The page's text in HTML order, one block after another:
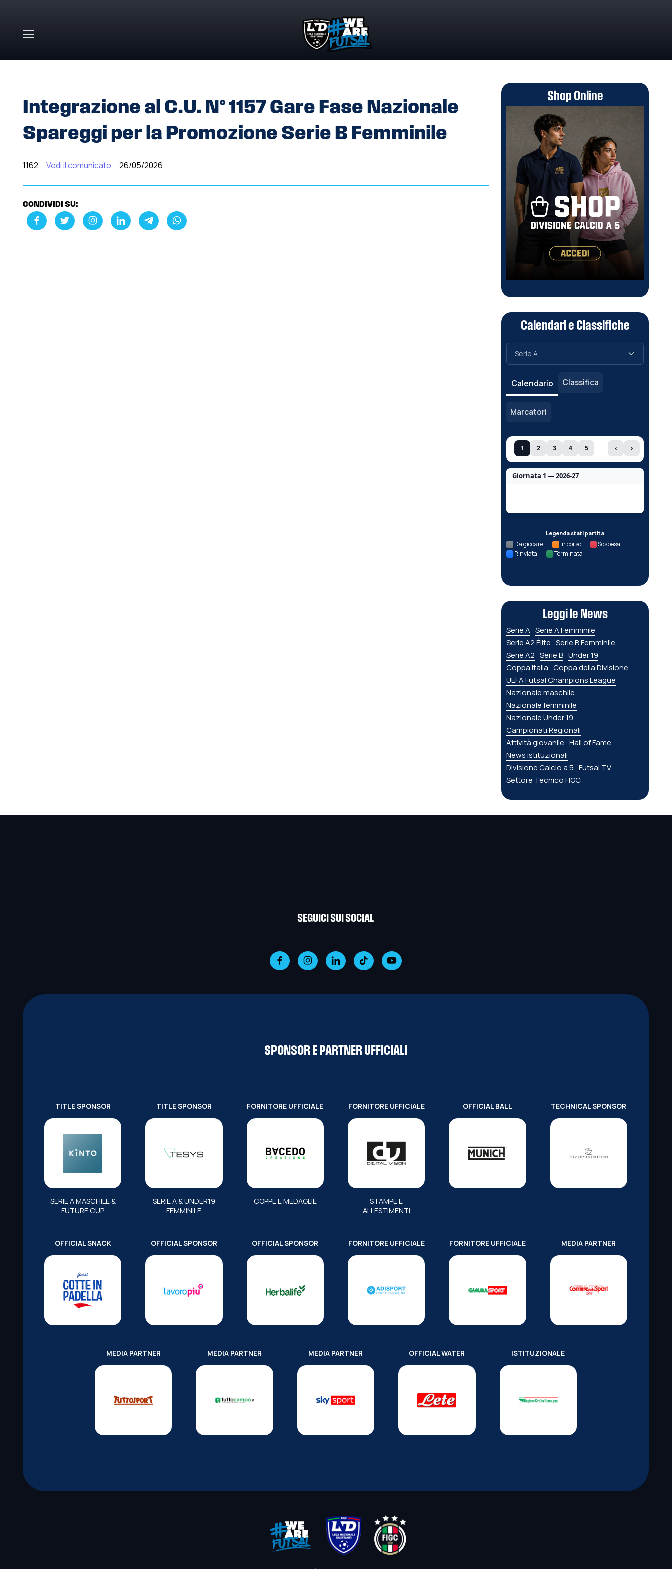
Integrazione al C.U. N° 1157 Gare Fase Nazionale
Spareggi per la Promozione Serie B Femminile
1162 Vedi il comunicato 26/05/2026
CONDIVIDI SU:
Shop Online
Calendari e Classifiche
Calendario Classifica
Marcatori
1 2 3 4 5 ‹ ›
Giornata 1 — 2026-27
Legenda stati partita
Da giocare In corso
Sospesa
Rinviata
Terminata
Leggi le News
Serie A Serie A Femminile
Serie A2 Élite Serie B Femminile
Serie A2 Serie B Under 19
Coppa Italia Coppa della Divisione
UEFA Futsal Champions League
Nazionale maschile
Nazionale femminile
Nazionale Under 19
Campionati Regionali
Attività giovanile Hall of Fame
News istituzionali
Divisione Calcio a 5 Futsal TV
Settore Tecnico FIGC
SEGUICI SUI SOCIAL
SPONSOR E PARTNER UFFICIALI
TITLE SPONSOR
SERIE A MASCHILE &
FUTURE CUP
TITLE SPONSOR
SERIE A & UNDER19
FEMMINILE
FORNITORE UFFICIALE
COPPE E MEDAGLIE
FORNITORE UFFICIALE
STAMPE E
ALLESTIMENTI
OFFICIAL BALL TECHNICAL SPONSOR
OFFICIAL SNACK OFFICIAL SPONSOR OFFICIAL SPONSOR FORNITORE UFFICIALE FORNITORE UFFICIALE MEDIA PARTNER
MEDIA PARTNER MEDIA PARTNER MEDIA PARTNER OFFICIAL WATER ISTITUZIONALE